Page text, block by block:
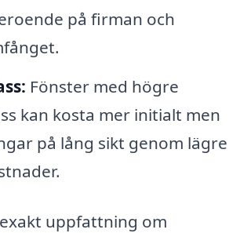
på firman och
Fönster med högre
kan kosta mer initialt men
på lång sikt genom lägre
uppfattning om